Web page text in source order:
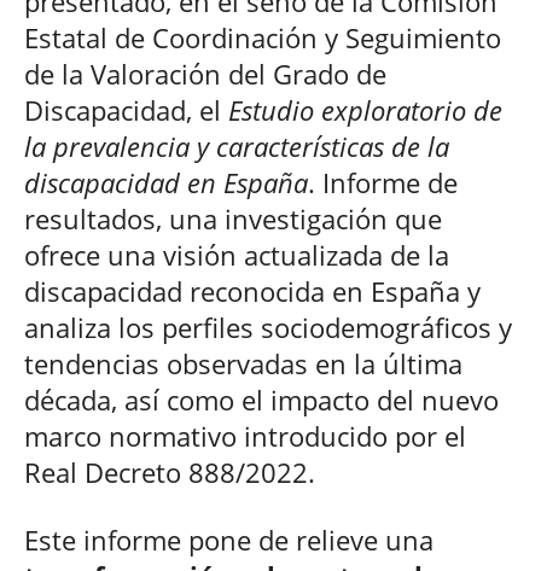
Estatal de Coordinación y Seguimiento
de la Valoración del Grado de
Discapacidad, el Estudio exploratorio de
la prevalencia y características de la
discapacidad en España. Informe de
resultados, una investigación que
ofrece una visión actualizada de la
discapacidad reconocida en España y
analiza los perfiles sociodemográficos y
tendencias observadas en la última
década, así como el impacto del nuevo
marco normativo introducido por el
Real Decreto 888/2022.
Este informe pone de relieve una